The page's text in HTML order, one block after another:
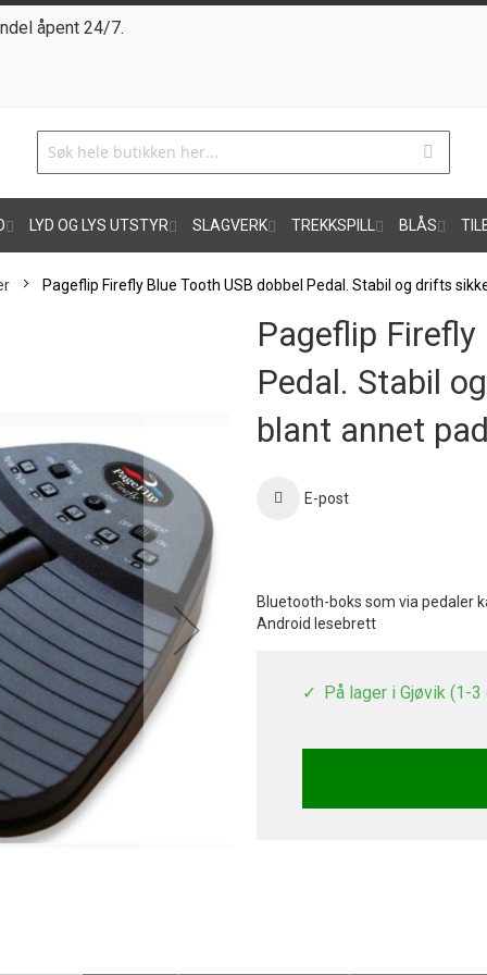
åpent 24/7.
LYD OG LYS UTSTYR SLAGVERK TREKKSPILL BLÅS
Pageflip Firefly Blue Tooth USB dobbel Pedal. Stabil og drifts
Pageflip
Pedal. Stabil
blant annet
E-post
Bluetooth-boks som via pedaler
Android lesebrett
På lager i Gjøvik (1-